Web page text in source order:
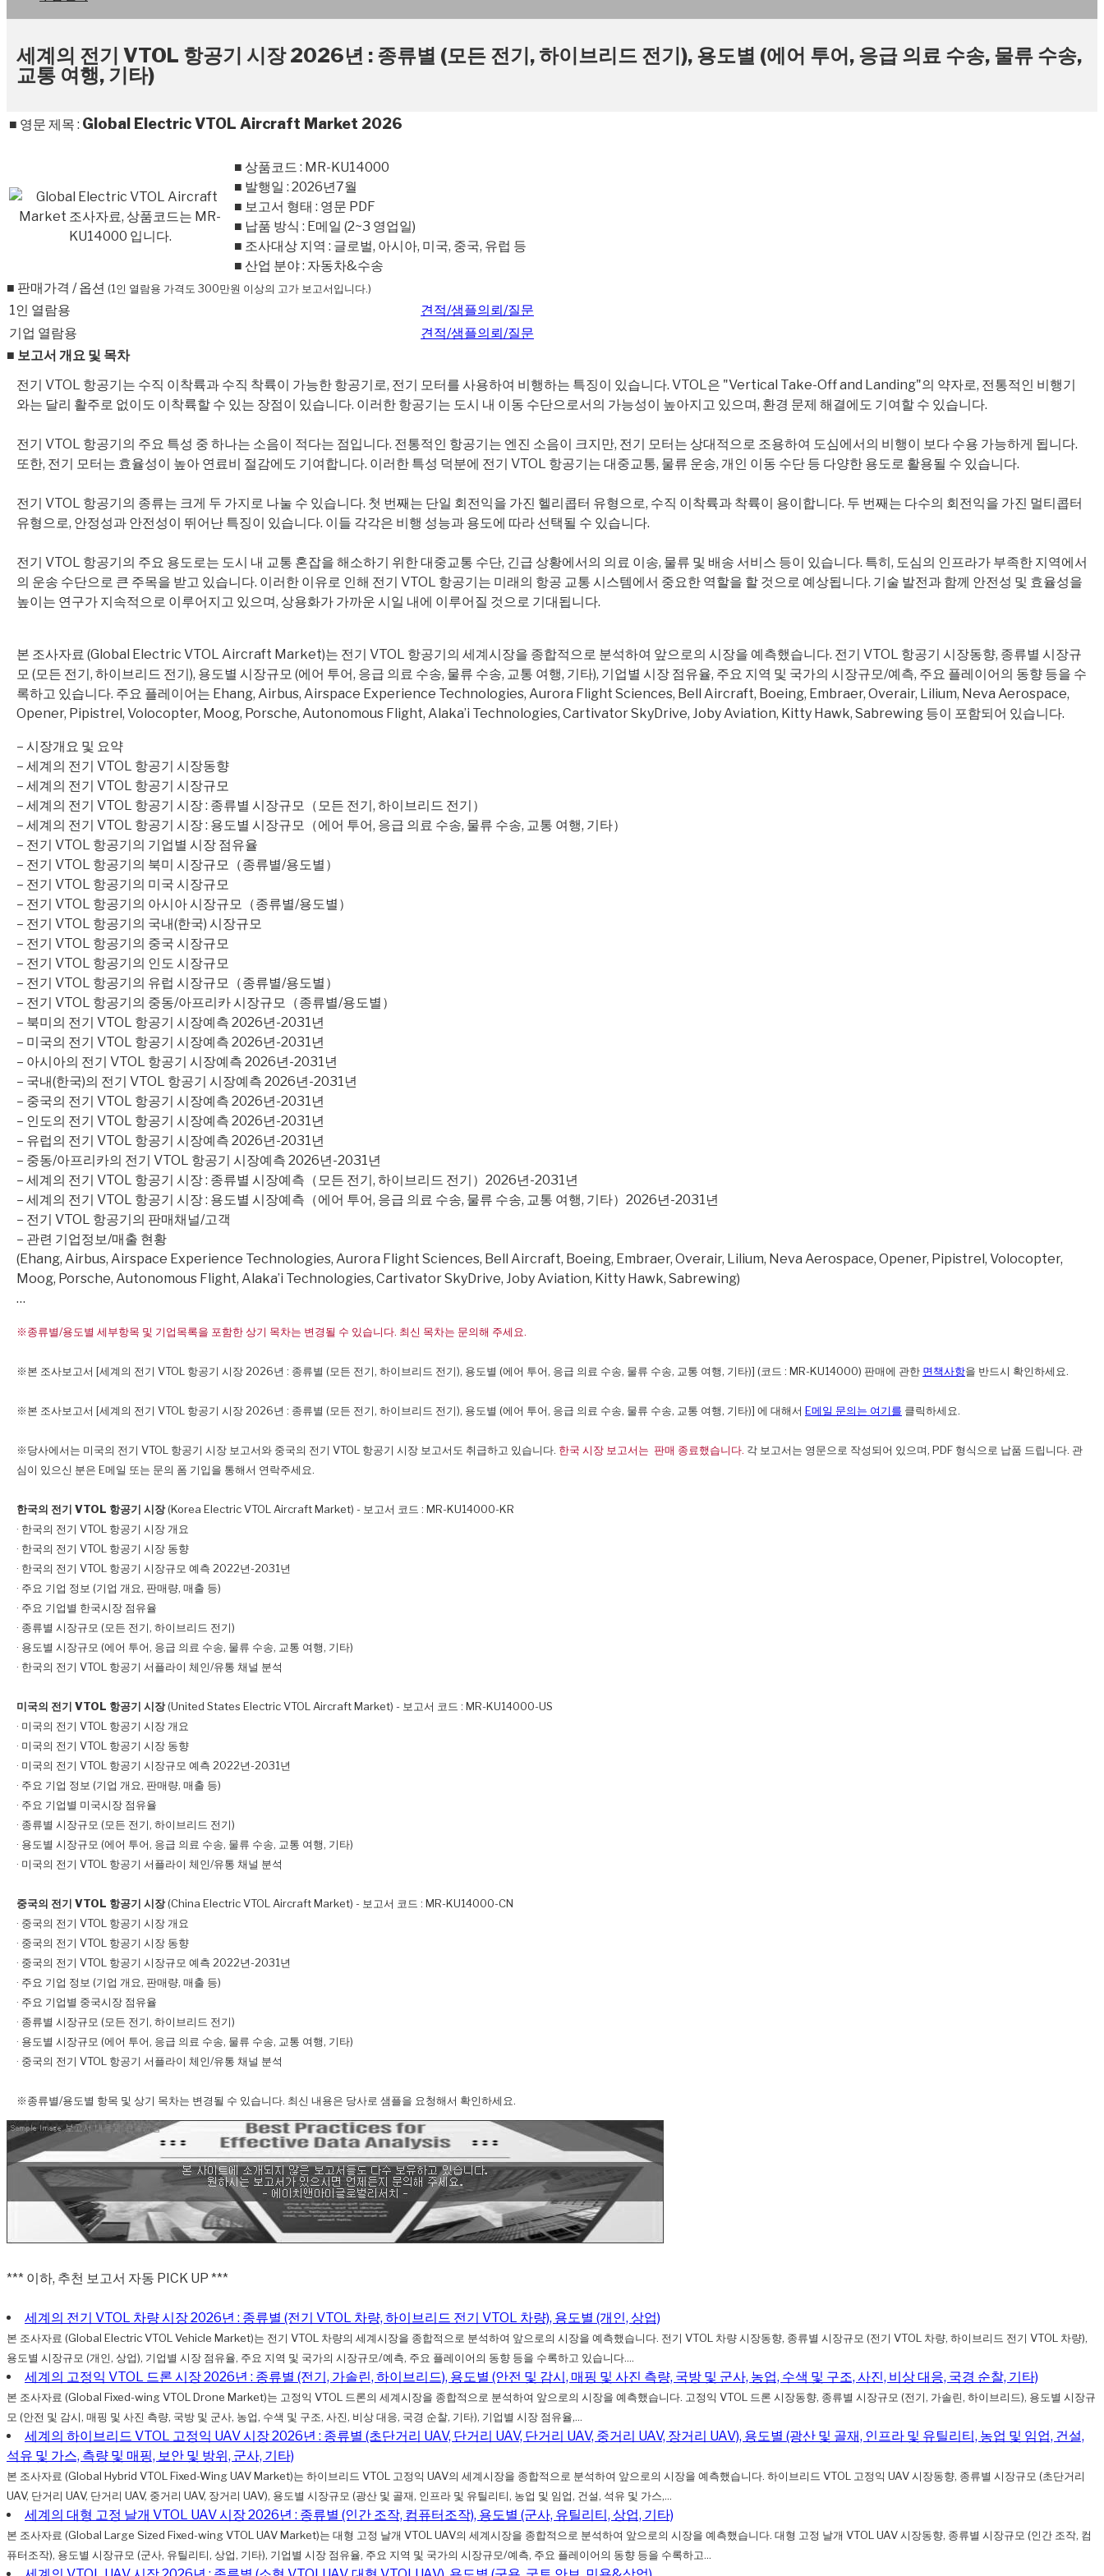
세계의 전기 VTOL 항공기 시장 2026년 : 종류별 (모든 전기, 하이브리드 전기), 용도별 (에어 투어, 응급 의료 수송, 물류 수송,
교통 여행, 기타)
■ 영문 제목 : Global Electric VTOL Aircraft Market 2026
■ 상품코드 : MR-KU14000
■ 발행일 : 2026년7월
■ 보고서 형태 : 영문 PDF
■ 납품 방식 : E메일 (2~3 영업일)
■ 조사대상 지역 : 글로벌, 아시아, 미국, 중국, 유럽 등
■ 산업 분야 : 자동차&수송
■ 판매가격 / 옵션 (1인 열람용 가격도 300만원 이상의 고가 보고서입니다.)
1인 열람용
견적/샘플의뢰/질문
기업 열람용
견적/샘플의뢰/질문
■ 보고서 개요 및 목차
전기 VTOL 항공기는 수직 이착륙과 수직 착륙이 가능한 항공기로, 전기 모터를 사용하여 비행하는 특징이 있습니다. VTOL은 "Vertical Take-Off and Landing"의 약자로, 전통적인 비행기
와는 달리 활주로 없이도 이착륙할 수 있는 장점이 있습니다. 이러한 항공기는 도시 내 이동 수단으로서의 가능성이 높아지고 있으며, 환경 문제 해결에도 기여할 수 있습니다.
전기 VTOL 항공기의 주요 특성 중 하나는 소음이 적다는 점입니다. 전통적인 항공기는 엔진 소음이 크지만, 전기 모터는 상대적으로 조용하여 도심에서의 비행이 보다 수용 가능하게 됩니다.
또한, 전기 모터는 효율성이 높아 연료비 절감에도 기여합니다. 이러한 특성 덕분에 전기 VTOL 항공기는 대중교통, 물류 운송, 개인 이동 수단 등 다양한 용도로 활용될 수 있습니다.
전기 VTOL 항공기의 종류는 크게 두 가지로 나눌 수 있습니다. 첫 번째는 단일 회전익을 가진 헬리콥터 유형으로, 수직 이착륙과 착륙이 용이합니다. 두 번째는 다수의 회전익을 가진 멀티콥터
유형으로, 안정성과 안전성이 뛰어난 특징이 있습니다. 이들 각각은 비행 성능과 용도에 따라 선택될 수 있습니다.
전기 VTOL 항공기의 주요 용도로는 도시 내 교통 혼잡을 해소하기 위한 대중교통 수단, 긴급 상황에서의 의료 이송, 물류 및 배송 서비스 등이 있습니다. 특히, 도심의 인프라가 부족한 지역에서
의 운송 수단으로 큰 주목을 받고 있습니다. 이러한 이유로 인해 전기 VTOL 항공기는 미래의 항공 교통 시스템에서 중요한 역할을 할 것으로 예상됩니다. 기술 발전과 함께 안전성 및 효율성을
높이는 연구가 지속적으로 이루어지고 있으며, 상용화가 가까운 시일 내에 이루어질 것으로 기대됩니다.
본 조사자료 (Global Electric VTOL Aircraft Market)는 전기 VTOL 항공기의 세계시장을 종합적으로 분석하여 앞으로의 시장을 예측했습니다. 전기 VTOL 항공기 시장동향, 종류별 시장규
모 (모든 전기, 하이브리드 전기), 용도별 시장규모 (에어 투어, 응급 의료 수송, 물류 수송, 교통 여행, 기타), 기업별 시장 점유율, 주요 지역 및 국가의 시장규모/예측, 주요 플레이어의 동향 등을 수
록하고 있습니다. 주요 플레이어는 Ehang, Airbus, Airspace Experience Technologies, Aurora Flight Sciences, Bell Aircraft, Boeing, Embraer, Overair, Lilium, Neva Aerospace,
Opener, Pipistrel, Volocopter, Moog, Porsche, Autonomous Flight, Alaka’i Technologies, Cartivator SkyDrive, Joby Aviation, Kitty Hawk, Sabrewing 등이 포함되어 있습니다.
– 시장개요 및 요약
– 세계의 전기 VTOL 항공기 시장동향
– 세계의 전기 VTOL 항공기 시장규모
– 세계의 전기 VTOL 항공기 시장 : 종류별 시장규모（모든 전기, 하이브리드 전기）
– 세계의 전기 VTOL 항공기 시장 : 용도별 시장규모（에어 투어, 응급 의료 수송, 물류 수송, 교통 여행, 기타）
– 전기 VTOL 항공기의 기업별 시장 점유율
– 전기 VTOL 항공기의 북미 시장규모（종류별/용도별）
– 전기 VTOL 항공기의 미국 시장규모
– 전기 VTOL 항공기의 아시아 시장규모（종류별/용도별）
– 전기 VTOL 항공기의 국내(한국) 시장규모
– 전기 VTOL 항공기의 중국 시장규모
– 전기 VTOL 항공기의 인도 시장규모
– 전기 VTOL 항공기의 유럽 시장규모（종류별/용도별）
– 전기 VTOL 항공기의 중동/아프리카 시장규모（종류별/용도별）
– 북미의 전기 VTOL 항공기 시장예측 2026년-2031년
– 미국의 전기 VTOL 항공기 시장예측 2026년-2031년
– 아시아의 전기 VTOL 항공기 시장예측 2026년-2031년
– 국내(한국)의 전기 VTOL 항공기 시장예측 2026년-2031년
– 중국의 전기 VTOL 항공기 시장예측 2026년-2031년
– 인도의 전기 VTOL 항공기 시장예측 2026년-2031년
– 유럽의 전기 VTOL 항공기 시장예측 2026년-2031년
– 중동/아프리카의 전기 VTOL 항공기 시장예측 2026년-2031년
– 세계의 전기 VTOL 항공기 시장 : 종류별 시장예측（모든 전기, 하이브리드 전기）2026년-2031년
– 세계의 전기 VTOL 항공기 시장 : 용도별 시장예측（에어 투어, 응급 의료 수송, 물류 수송, 교통 여행, 기타）2026년-2031년
– 전기 VTOL 항공기의 판매채널/고객
– 관련 기업정보/매출 현황
(Ehang, Airbus, Airspace Experience Technologies, Aurora Flight Sciences, Bell Aircraft, Boeing, Embraer, Overair, Lilium, Neva Aerospace, Opener, Pipistrel, Volocopter,
Moog, Porsche, Autonomous Flight, Alaka’i Technologies, Cartivator SkyDrive, Joby Aviation, Kitty Hawk, Sabrewing)
…
※종류별/용도별 세부항목 및 기업목록을 포함한 상기 목차는 변경될 수 있습니다. 최신 목차는 문의해 주세요.
※본 조사보고서 [세계의 전기 VTOL 항공기 시장 2026년 : 종류별 (모든 전기, 하이브리드 전기), 용도별 (에어 투어, 응급 의료 수송, 물류 수송, 교통 여행, 기타)] (코드 : MR-KU14000) 판매에 관한 면책사항을 반드시 확인하세요.
※본 조사보고서 [세계의 전기 VTOL 항공기 시장 2026년 : 종류별 (모든 전기, 하이브리드 전기), 용도별 (에어 투어, 응급 의료 수송, 물류 수송, 교통 여행, 기타)] 에 대해서 E메일 문의는 여기를 클릭하세요.
※당사에서는 미국의 전기 VTOL 항공기 시장 보고서와 중국의 전기 VTOL 항공기 시장 보고서도 취급하고 있습니다. 한국 시장 보고서는 판매 종료했습니다. 각 보고서는 영문으로 작성되어 있으며, PDF 형식으로 납품 드립니다. 관
심이 있으신 분은 E메일 또는 문의 폼 기입을 통해서 연락주세요.
한국의 전기 VTOL 항공기 시장(Korea Electric VTOL Aircraft Market) - 보고서 코드 : MR-KU14000-KR
· 한국의 전기 VTOL 항공기 시장 개요
· 한국의 전기 VTOL 항공기 시장 동향
· 한국의 전기 VTOL 항공기 시장규모 예측 2022년-2031년
· 주요 기업 정보 (기업 개요, 판매량, 매출 등)
· 주요 기업별 한국시장 점유율
· 종류별 시장규모 (모든 전기, 하이브리드 전기)
· 용도별 시장규모 (에어 투어, 응급 의료 수송, 물류 수송, 교통 여행, 기타)
· 한국의 전기 VTOL 항공기 서플라이 체인/유통 채널 분석
미국의 전기 VTOL 항공기 시장(United States Electric VTOL Aircraft Market) - 보고서 코드 : MR-KU14000-US
· 미국의 전기 VTOL 항공기 시장 개요
· 미국의 전기 VTOL 항공기 시장 동향
· 미국의 전기 VTOL 항공기 시장규모 예측 2022년-2031년
· 주요 기업 정보 (기업 개요, 판매량, 매출 등)
· 주요 기업별 미국시장 점유율
· 종류별 시장규모 (모든 전기, 하이브리드 전기)
· 용도별 시장규모 (에어 투어, 응급 의료 수송, 물류 수송, 교통 여행, 기타)
· 미국의 전기 VTOL 항공기 서플라이 체인/유통 채널 분석
중국의 전기 VTOL 항공기 시장(China Electric VTOL Aircraft Market) - 보고서 코드 : MR-KU14000-CN
· 중국의 전기 VTOL 항공기 시장 개요
· 중국의 전기 VTOL 항공기 시장 동향
· 중국의 전기 VTOL 항공기 시장규모 예측 2022년-2031년
· 주요 기업 정보 (기업 개요, 판매량, 매출 등)
· 주요 기업별 중국시장 점유율
· 종류별 시장규모 (모든 전기, 하이브리드 전기)
· 용도별 시장규모 (에어 투어, 응급 의료 수송, 물류 수송, 교통 여행, 기타)
· 중국의 전기 VTOL 항공기 서플라이 체인/유통 채널 분석
※종류별/용도별 항목 및 상기 목차는 변경될 수 있습니다. 최신 내용은 당사로 샘플을 요청해서 확인하세요.
*** 이하, 추천 보고서 자동 PICK UP ***
세계의 전기 VTOL 차량 시장 2026년 : 종류별 (전기 VTOL 차량, 하이브리드 전기 VTOL 차량), 용도별 (개인, 상업)
본 조사자료 (Global Electric VTOL Vehicle Market)는 전기 VTOL 차량의 세계시장을 종합적으로 분석하여 앞으로의 시장을 예측했습니다. 전기 VTOL 차량 시장동향, 종류별 시장규모 (전기 VTOL 차량, 하이브리드 전기 VTOL 차량),
용도별 시장규모 (개인, 상업), 기업별 시장 점유율, 주요 지역 및 국가의 시장규모/예측, 주요 플레이어의 동향 등을 수록하고 있습니다....
세계의 고정익 VTOL 드론 시장 2026년 : 종류별 (전기, 가솔린, 하이브리드), 용도별 (안전 및 감시, 매핑 및 사진 측량, 국방 및 군사, 농업, 수색 및 구조, 사진, 비상 대응, 국경 순찰, 기타)
본 조사자료 (Global Fixed-wing VTOL Drone Market)는 고정익 VTOL 드론의 세계시장을 종합적으로 분석하여 앞으로의 시장을 예측했습니다. 고정익 VTOL 드론 시장동향, 종류별 시장규모 (전기, 가솔린, 하이브리드), 용도별 시장규
모 (안전 및 감시, 매핑 및 사진 측량, 국방 및 군사, 농업, 수색 및 구조, 사진, 비상 대응, 국경 순찰, 기타), 기업별 시장 점유율,...
세계의 하이브리드 VTOL 고정익 UAV 시장 2026년 : 종류별 (초단거리 UAV, 단거리 UAV, 단거리 UAV, 중거리 UAV, 장거리 UAV), 용도별 (광산 및 골재, 인프라 및 유틸리티, 농업 및 임업, 건설,
석유 및 가스, 측량 및 매핑, 보안 및 방위, 군사, 기타)
본 조사자료 (Global Hybrid VTOL Fixed-Wing UAV Market)는 하이브리드 VTOL 고정익 UAV의 세계시장을 종합적으로 분석하여 앞으로의 시장을 예측했습니다. 하이브리드 VTOL 고정익 UAV 시장동향, 종류별 시장규모 (초단거리
UAV, 단거리 UAV, 단거리 UAV, 중거리 UAV, 장거리 UAV), 용도별 시장규모 (광산 및 골재, 인프라 및 유틸리티, 농업 및 임업, 건설, 석유 및 가스,...
세계의 대형 고정 날개 VTOL UAV 시장 2026년 : 종류별 (인간 조작, 컴퓨터조작), 용도별 (군사, 유틸리티, 상업, 기타)
본 조사자료 (Global Large Sized Fixed-wing VTOL UAV Market)는 대형 고정 날개 VTOL UAV의 세계시장을 종합적으로 분석하여 앞으로의 시장을 예측했습니다. 대형 고정 날개 VTOL UAV 시장동향, 종류별 시장규모 (인간 조작, 컴
퓨터조작), 용도별 시장규모 (군사, 유틸리티, 상업, 기타), 기업별 시장 점유율, 주요 지역 및 국가의 시장규모/예측, 주요 플레이어의 동향 등을 수록하고...